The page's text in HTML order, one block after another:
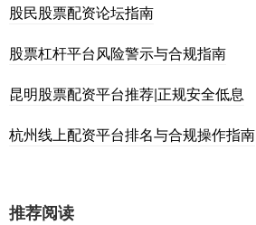
股民股票配资论坛指南
股票杠杆平台风险警示与合规指南
昆明股票配资平台推荐|正规安全低息
杭州线上配资平台排名与合规操作指南
推荐阅读